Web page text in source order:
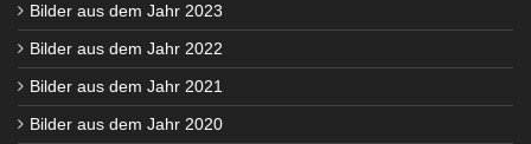
Bilder aus dem Jahr 2023
Bilder aus dem Jahr 2022
Bilder aus dem Jahr 2021
Bilder aus dem Jahr 2020